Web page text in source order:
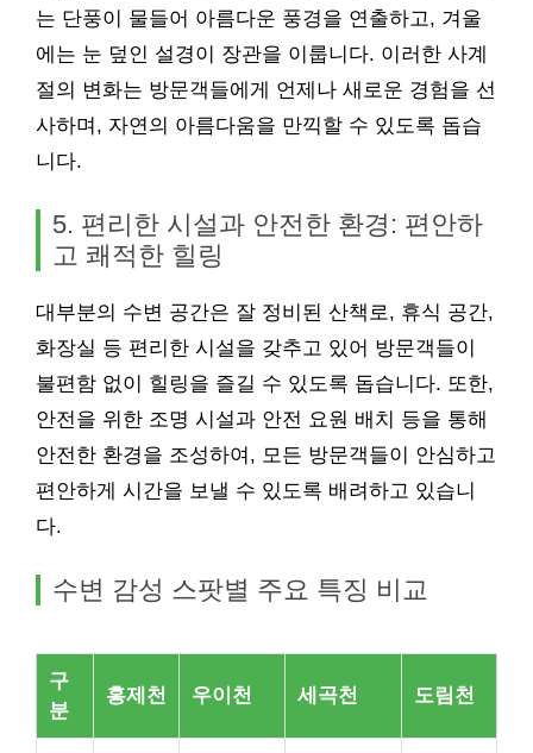
는 단풍이 물들어 아름다운 풍경을 연출하고, 겨울
에는 눈 덮인 설경이 장관을 이룹니다. 이러한 사계
절의 변화는 방문객들에게 언제나 새로운 경험을 선
사하며, 자연의 아름다움을 만끽할 수 있도록 돕습
니다.
5. 편리한 시설과 안전한 환경: 편안하
고 쾌적한 힐링
대부분의 수변 공간은 잘 정비된 산책로, 휴식 공간,
화장실 등 편리한 시설을 갖추고 있어 방문객들이
불편함 없이 힐링을 즐길 수 있도록 돕습니다. 또한,
안전을 위한 조명 시설과 안전 요원 배치 등을 통해
안전한 환경을 조성하여, 모든 방문객들이 안심하고
편안하게 시간을 보낼 수 있도록 배려하고 있습니
다.
수변 감성 스팟별 주요 특징 비교
구
분
홍제천 우이천 세곡천 도림천